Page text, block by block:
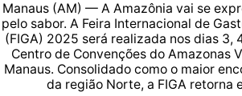
Manaus (AM) — A Amazônia vai se
pelo sabor. A Feira Internacional de
(FIGA) 2025 será realizada nos dias 3,
Centro de Convenções do Amazonas
Manaus. Consolidado como o maior
da região Norte, a FIGA retorna